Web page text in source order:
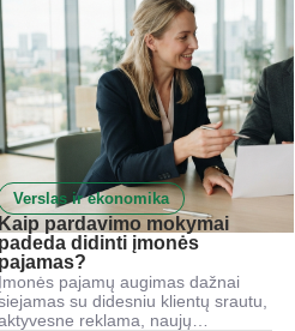
Verslas ir ekonomika
pardavimo mokymai
didinti įmonės
pajamų augimas dažnai
su didesniu klientų srautu,
reklama, naujų…